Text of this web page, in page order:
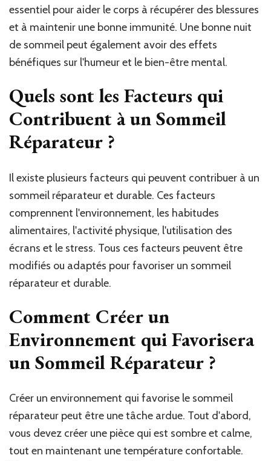
essentiel pour aider le corps à récupérer des blessures
et à maintenir une bonne immunité. Une bonne nuit
de sommeil peut également avoir des effets
bénéfiques sur l'humeur et le bien-être mental.
Quels sont les Facteurs qui
Contribuent à un Sommeil
Réparateur ?
Il existe plusieurs facteurs qui peuvent contribuer à un
sommeil réparateur et durable. Ces facteurs
comprennent l'environnement, les habitudes
alimentaires, l'activité physique, l'utilisation des
écrans et le stress. Tous ces facteurs peuvent être
modifiés ou adaptés pour favoriser un sommeil
réparateur et durable.
Comment Créer un
Environnement qui Favorisera
un Sommeil Réparateur ?
Créer un environnement qui favorise le sommeil
réparateur peut être une tâche ardue. Tout d'abord,
vous devez créer une pièce qui est sombre et calme,
tout en maintenant une température confortable.